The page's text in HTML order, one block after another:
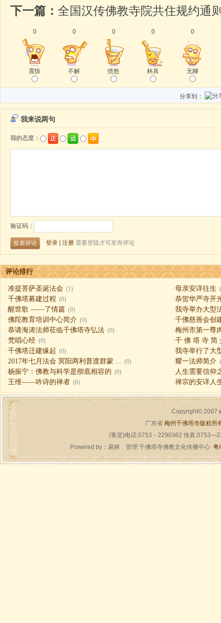
下一篇： 全国汉传佛教寺院共住规约通
0
震惊
0
不解
0
愤怒
0
杯具
0
无聊
分享到：
评论排行
·准提菩萨圣诞法会 (1) ·母亲安详往生
·千佛塔募建过程 (0) ·恭贺华严寺开
·醒世歌 ——了情篇 (0) ·我寺举办大型
·佛陀教育培训中心简介 (0) ·千佛慈善会创
·恭请海涛法师莅临千佛塔寺弘法 (0) ·梅州市第一尊
·梵唱心经 (0) ·千 佛 塔 寺 简
·千佛塔迁建缘起 (0) ·我寺举行了大
·2017年七月法会 冥阳两利普渡群蒙 ... (0) ·耀一法师简介
·杨振宁：佛教与科学是彻底相容的 (0) · 人生需要信仰
·王维——吟诗的禅者 (0) ·禅宗的安详人
Copyright© 2007
广东省 梅州千佛塔寺版权所
(客堂)电话:0753－2290362 传真
Powered by： 易林管理:千佛塔寺佛教文化传播中心 粤